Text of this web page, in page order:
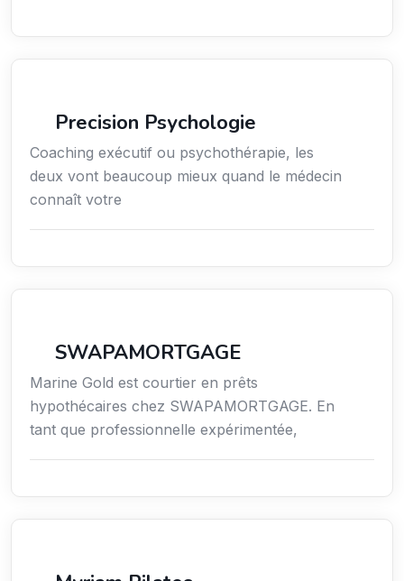
Precision Psychologie
Coaching exécutif ou psychothérapie, les
deux vont beaucoup mieux quand le médecin
connaît votre
SWAPAMORTGAGE
Marine Gold est courtier en prêts
hypothécaires chez SWAPAMORTGAGE. En
tant que professionnelle expérimentée,